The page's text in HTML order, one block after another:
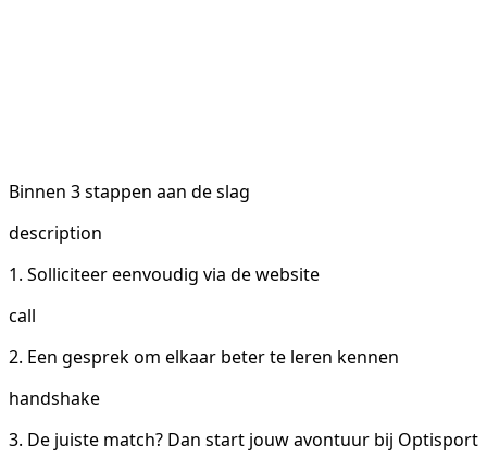
Binnen 3 stappen aan de slag
description
1. Solliciteer eenvoudig via de website
call
2. Een gesprek om elkaar beter te leren kennen
handshake
3. De juiste match? Dan start jouw avontuur bij Optisport